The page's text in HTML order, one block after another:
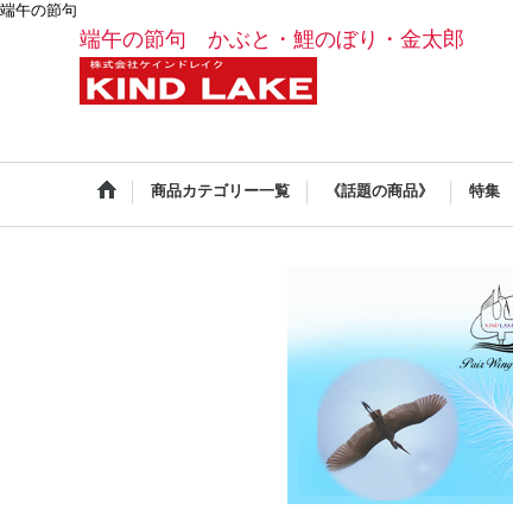
端午の節句
端午の節句 かぶと・鯉のぼり・金太郎
商品カテゴリー一覧 《話題の商品》 特集